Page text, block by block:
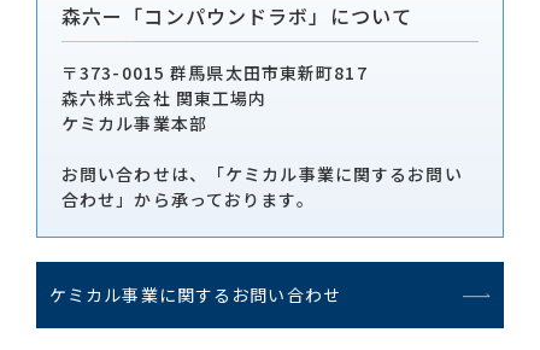
森六ー「コンパウンドラボ」について
〒373-0015 群馬県太田市東新町817
森六株式会社 関東工場内
ケミカル事業本部
お問い合わせは、「ケミカル事業に関するお問い
合わせ」から承っております。
ケミカル事業に関するお問い合わせ